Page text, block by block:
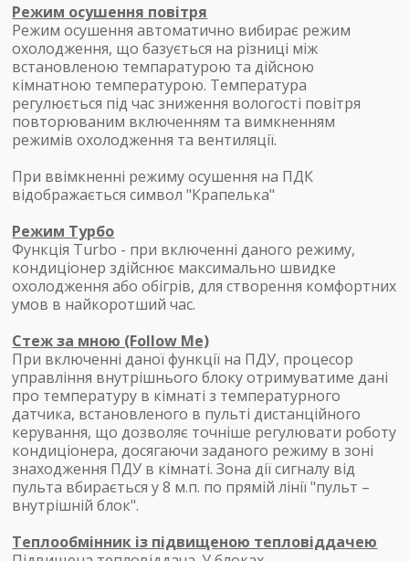
Режим осушення повітря
Режим осушення автоматично вибирає режим
охолодження, що базується на різниці між
встановленою темпаратурою та дійсною
кімнатною температурою. Температура
регулюється під час зниження вологості повітря
повторюваним включенням та вимкненням
режимів охолодження та вентиляції.
При ввімкненні режиму осушення на ПДК
відображається символ "Крапелька"
Режим Турбо
Функція Turbo - при включенні даного режиму,
кондиціонер здійснює максимально швидке
охолодження або обігрів, для створення комфортних
умов в найкоротший час.
Стеж за мною (Follow Me)
При включенні даної функції на ПДУ, процесор
управління внутрішнього блоку отримуватиме дані
про температуру в кімнаті з температурного
датчика, встановленого в пульті дистанційного
керування, що дозволяє точніше регулювати роботу
кондиціонера, досягаючи заданого режиму в зоні
знаходження ПДУ в кімнаті. Зона дії сигналу від
пульта вбирається у 8 м.п. по прямій лінії "пульт –
внутрішній блок".
Теплообмінник із підвищеною тепловіддачею